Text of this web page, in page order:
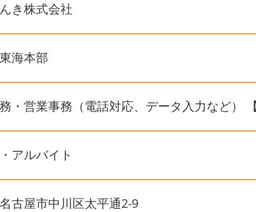
き株式会社
海本部
・営業事務（電話対応、データ入力など）
アルバイト
古屋市中川区太平通2-9